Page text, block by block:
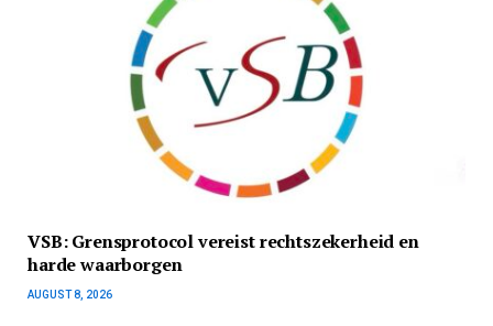
VSB: Grensprotocol vereist rechtszekerheid en
harde waarborgen
AUGUST 8, 2026